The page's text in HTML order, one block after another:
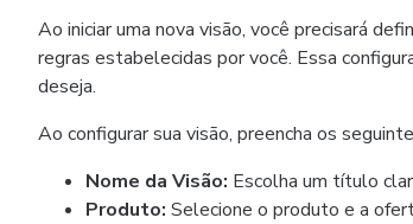
Ao iniciar uma nova visão, você precisará
regras estabelecidas por você. Essa
deseja.
Ao configurar sua visão, preencha os
Nome da Visão: Escolha um título
Produto: Selecione o produto e a